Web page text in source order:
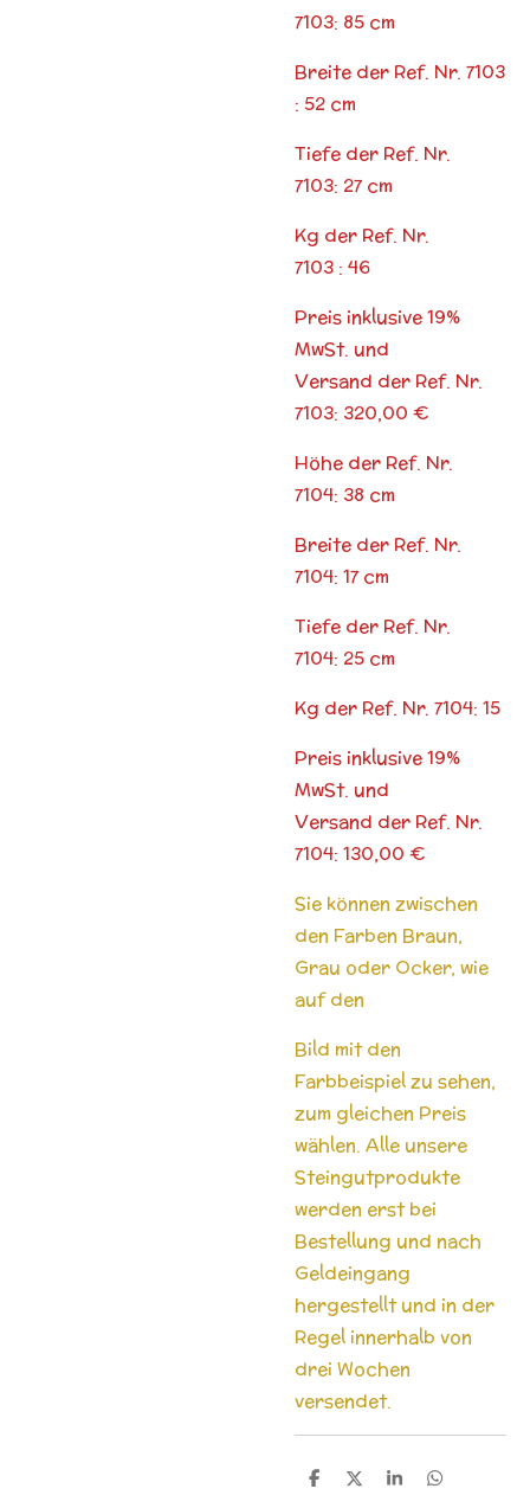
7103: 85 cm
Breite der Ref. Nr. 7103
: 52 cm
Tiefe der Ref. Nr.
7103: 27 cm
Kg der Ref. Nr.
7103 : 46
Preis inklusive 19%
MwSt. und
Versand der Ref. Nr.
7103: 320,00 €
Höhe der Ref. Nr.
7104: 38 cm
Breite der Ref. Nr.
7104: 17 cm
Tiefe der Ref. Nr.
7104: 25 cm
Kg der Ref. Nr. 7104: 15
Preis inklusive 19%
MwSt. und
Versand der Ref. Nr.
7104: 130,00 €
Sie können zwischen
den Farben Braun,
Grau oder Ocker, wie
auf den
Bild mit den
Farbbeispiel zu sehen,
zum gleichen Preis
wählen. Alle unsere
Steingutprodukte
werden erst bei
Bestellung und nach
Geldeingang
hergestellt und in der
Regel innerhalb von
drei Wochen
versendet.
T T T T